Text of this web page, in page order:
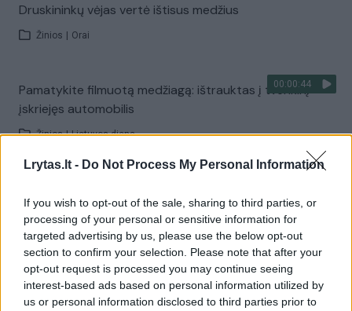
Lrytas.lt - Do Not Process My Personal Information
If you wish to opt-out of the sale, sharing to third parties, or
processing of your personal or sensitive information for
targeted advertising by us, please use the below opt-out
section to confirm your selection. Please note that after your
opt-out request is processed you may continue seeing
interest-based ads based on personal information utilized by
us or personal information disclosed to third parties prior to
Druskininkų vėjas vertė ištisus medžius
Žinios Orai
00:00:44
Pamatykite filmuotą medžiagą: ištrauktas į tvenkinį
įskriejęs automobilis
Žinios | Lietuvos diena
savaitę: karščiai atsitrauks
Žinios Orai
Visi įrašai